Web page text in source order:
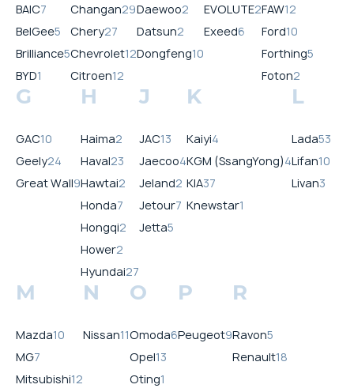
BAIC7
BelGee5
Brilliance5
BYD1
Changan29
Chery27
Chevrolet12
Citroen12
Daewoo2
Datsun2
Dongfeng10
EVOLUTE2
Exeed6
FAW12
Ford10
Forthing5
Foton2
G
GAC10
Geely24
Great Wall9
H
Haima2
Haval23
Hawtai2
Honda7
Hongqi2
Hower2
Hyundai27
J
JAC13
Jaecoo4
Jeland2
Jetour7
Jetta5
K
Kaiyi4
KGM (SsangYong)4
KIA37
Knewstar1
L
Lada53
Lifan10
Livan3
M
Mazda10
MG7
Mitsubishi12
N
Nissan11
O
Omoda6
Opel13
Oting1
P
Peugeot9
R
Ravon5
Renault18